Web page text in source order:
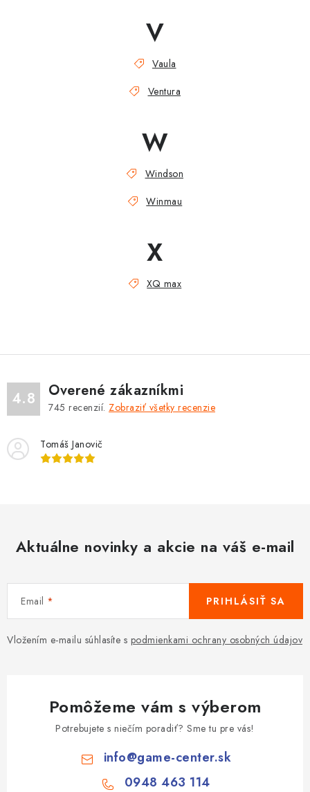
V
Vaula
Ventura
W
Windson
Winmau
X
XQ max
4.8 Overené zákazníkmi
745 recenzií. Zobraziť všetky recenzie
Tomáš Janovič
Aktuálne novinky a akcie na váš e-mail
Email
Vložením e-mailu súhlasíte s podmienkami ochrany osobných údajov
PRIHLÁSIŤ SA
Pomôžeme vám s výberom
Potrebujete s niečím poradiť? Sme tu pre vás!
info@game-center.sk
0948 463 114